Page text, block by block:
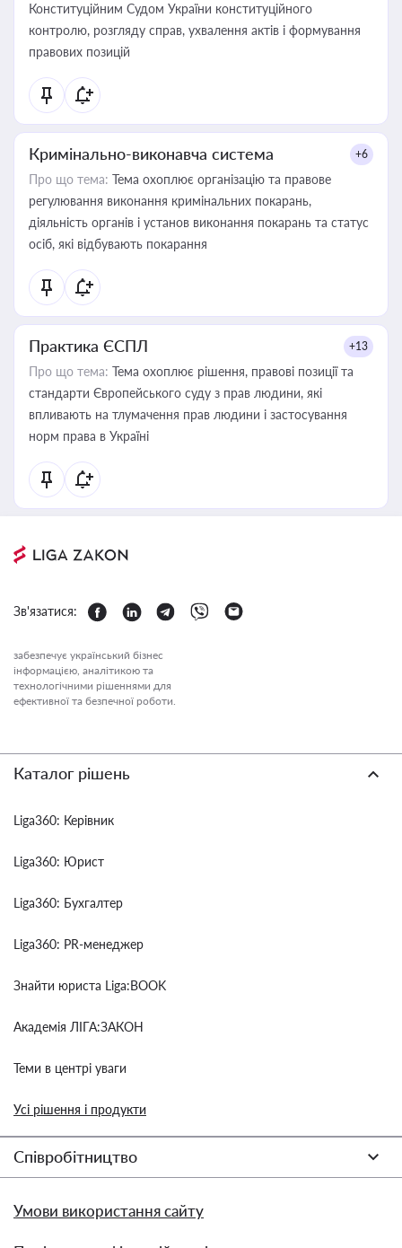
Конституційним Судом України конституційного
контролю, розгляду справ, ухвалення актів і формування
правових позицій
Кримінально-виконавча система +6
Про що тема: Тема охоплює організацію та правове
регулювання виконання кримінальних покарань,
діяльність органів і установ виконання покарань та статус
осіб, які відбувають покарання
Практика ЄСПЛ +13
Про що тема: Тема охоплює рішення, правові позиції та
стандарти Європейського суду з прав людини, які
впливають на тлумачення прав людини і застосування
норм права в Україні
Зв'язатися:
забезпечує український бізнес
інформацією, аналітикою та
технологічними рішеннями для
ефективної та безпечної роботи.
Каталог рішень
Liga360: Керівник
Liga360: Юрист
Liga360: Бухгалтер
Liga360: PR-менеджер
Знайти юриста Liga:BOOK
Академія ЛІГА:ЗАКОН
Теми в центрі уваги
Усі рішення і продукти
Співробітництво
Умови використання сайту